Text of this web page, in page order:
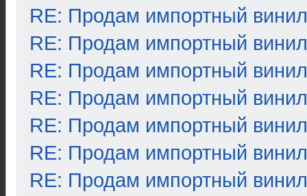
RE: Продам импортный винил
RE: Продам импортный винил
RE: Продам импортный винил
RE: Продам импортный винил
RE: Продам импортный винил
RE: Продам импортный винил
RE: Продам импортный винил